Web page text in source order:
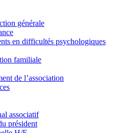
générale
en difficultés psychologiques
familiale
de l’association
associatif
président